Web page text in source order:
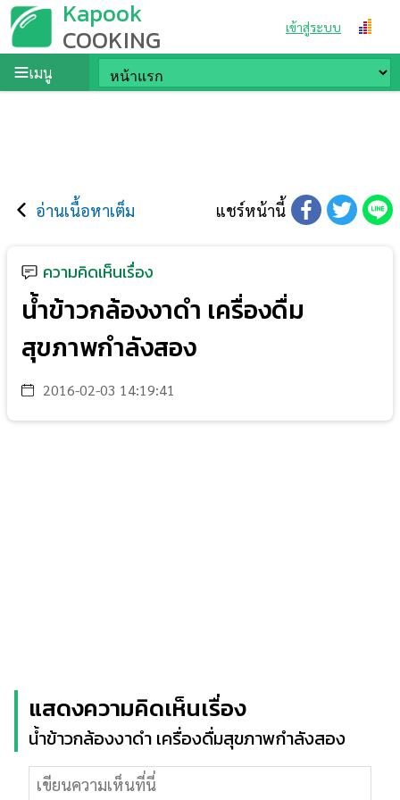
Kapook
COOKING เข้าสู่ระบบ
เมนู
อ่านเนื้อหาเต็ม แชร์หน้านี้
ความคิดเห็นเรื่อง
น้ำข้าวกล้องงาดำ เครื่องดื่ม
สุขภาพกำลังสอง
2016-02-03 14:19:41
แสดงความคิดเห็นเรื่อง
น้ำข้าวกล้องงาดำ เครื่องดื่มสุขภาพกำลังสอง